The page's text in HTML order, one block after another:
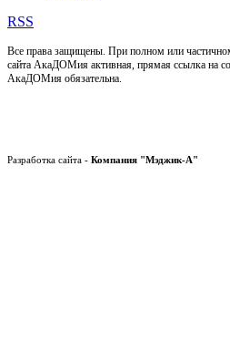
RSS
Все права защищены. При полном или
сайта АкаДОМия активная, прямая ссылка на
АкаДОМия обязательна.
Разработка сайта - Компания "Мэджик-А"